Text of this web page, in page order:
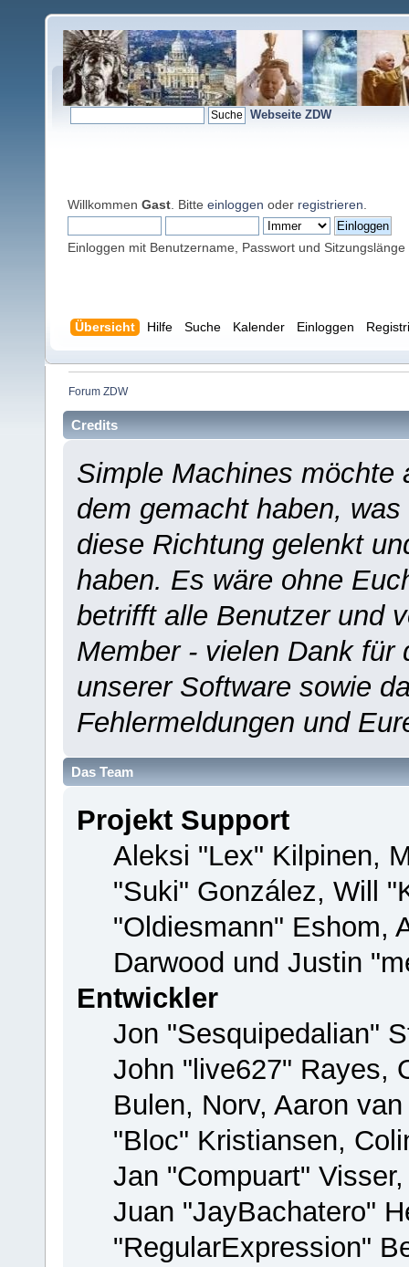
Webseite ZDW
Willkommen Gast . Bitte einloggen oder registrieren
Einloggen mit Benutzername, Passwort und Sitzungslänge
Übersicht Hilfe Suche Kalender Einloggen
Forum ZDW
Credits
Simple Machines möchte
dem gemacht haben,
diese Richtung gelenkt
haben. Es wäre ohne
betrifft alle Benutzer und
Member - vielen Dank für
unserer Software sowie
Fehlermeldungen und
Das Team
Projekt Support
Aleksi "Lex" Kilpinen,
"Suki" González, Will
"Oldiesmann" Eshom,
Darwood und Justin
Entwickler
Jon "Sesquipedalian"
John "live627" Rayes,
Bulen, Norv, Aaron
"Bloc" Kristiansen,
Jan "Compuart"
Juan "JayBachatero"
"RegularExpression"